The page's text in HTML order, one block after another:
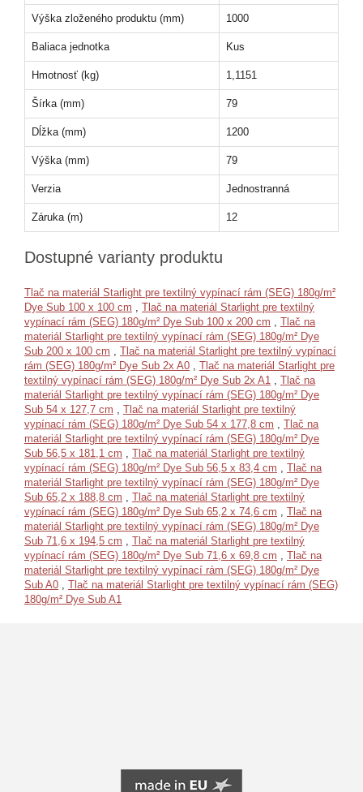
Výška zloženého produktu (mm) 1000
Baliaca jednotka Kus
Hmotnosť (kg) 1,1151
Šírka (mm) 79
Dĺžka (mm) 1200
Výška (mm) 79
Verzia Jednostranná
Záruka (m) 12
Dostupné varianty produktu
Tlač na materiál Starlight pre textilný vypínací rám (SEG) 180g/m²
Dye Sub 100 x 100 cm , Tlač na materiál Starlight pre textilný
vypínací rám (SEG) 180g/m² Dye Sub 100 x 200 cm , Tlač na
materiál Starlight pre textilný vypínací rám (SEG) 180g/m² Dye
Sub 200 x 100 cm , Tlač na materiál Starlight pre textilný vypínací
rám (SEG) 180g/m² Dye Sub 2x A0 , Tlač na materiál Starlight pre
textilný vypínací rám (SEG) 180g/m² Dye Sub 2x A1 , Tlač na
materiál Starlight pre textilný vypínací rám (SEG) 180g/m² Dye
Sub 54 x 127,7 cm , Tlač na materiál Starlight pre textilný
vypínací rám (SEG) 180g/m² Dye Sub 54 x 177,8 cm , Tlač na
materiál Starlight pre textilný vypínací rám (SEG) 180g/m² Dye
Sub 56,5 x 181,1 cm , Tlač na materiál Starlight pre textilný
vypínací rám (SEG) 180g/m² Dye Sub 56,5 x 83,4 cm , Tlač na
materiál Starlight pre textilný vypínací rám (SEG) 180g/m² Dye
Sub 65,2 x 188,8 cm , Tlač na materiál Starlight pre textilný
vypínací rám (SEG) 180g/m² Dye Sub 65,2 x 74,6 cm , Tlač na
materiál Starlight pre textilný vypínací rám (SEG) 180g/m² Dye
Sub 71,6 x 194,5 cm , Tlač na materiál Starlight pre textilný
vypínací rám (SEG) 180g/m² Dye Sub 71,6 x 69,8 cm , Tlač na
materiál Starlight pre textilný vypínací rám (SEG) 180g/m² Dye
Sub A0 , Tlač na materiál Starlight pre textilný vypínací rám (SEG)
180g/m² Dye Sub A1